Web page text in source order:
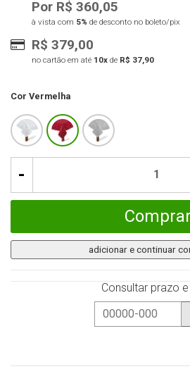
Por R$ 360,05
à vista com 5% de desconto no boleto/pix
R$ 379,00
no cartão em até 10x de R$ 37,90
Cor Vermelha
-
Comprar
adicionar e continuar
Consultar prazo